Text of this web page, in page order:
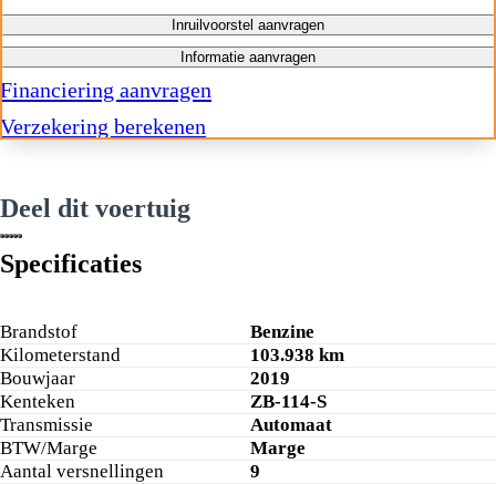
Inruilvoorstel aanvragen
Informatie aanvragen
Financiering aanvragen
Verzekering berekenen
Deel dit voertuig
Specificaties
Brandstof
Benzine
Kilometerstand
103.938 km
Bouwjaar
2019
Kenteken
ZB-114-S
Transmissie
Automaat
BTW/Marge
Marge
Aantal versnellingen
9